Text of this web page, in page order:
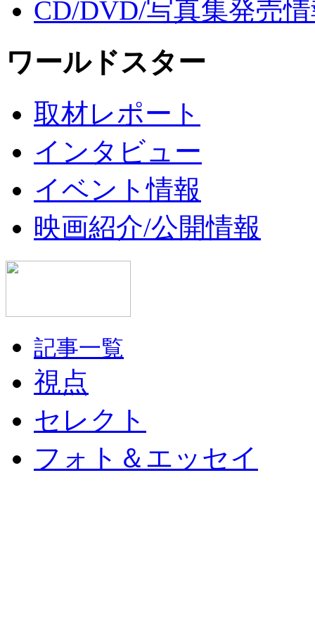
CD/DVD/写真集発売
ワールドスター
取材レポート
インタビュー
イベント情報
映画紹介/公開情報
記事一覧
視点
セレクト
フォト＆エッセイ